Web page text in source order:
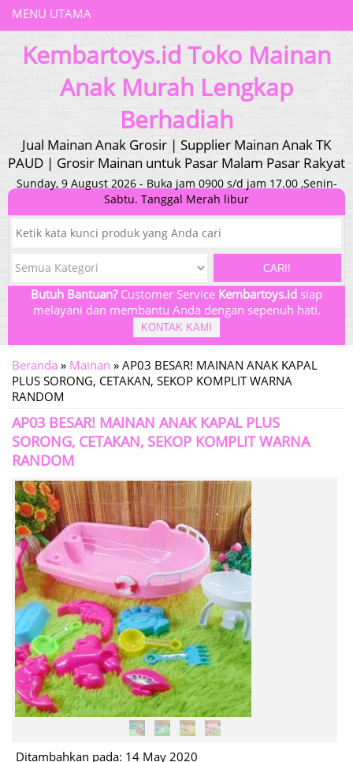
MENU UTAMA
Kembartoys.id Toko Mainan
Anak Murah Lengkap
Berhadiah
Jual Mainan Anak Grosir | Supplier Mainan Anak TK
PAUD | Grosir Mainan untuk Pasar Malam Pasar Rakyat
Sunday, 9 August 2026 - Buka jam 0900 s/d jam 17.00 ,Senin-
Sabtu. Tanggal Merah libur
CARI!
Butuh Bantuan?Customer Service Kembartoys.id siap
melayani dan membantu Anda dengan sepenuh hati.
KONTAK KAMI
Beranda » Mainan » AP03 BESAR! MAINAN ANAK KAPAL
PLUS SORONG, CETAKAN, SEKOP KOMPLIT WARNA
RANDOM
AP03 BESAR! MAINAN ANAK KAPAL PLUS
SORONG, CETAKAN, SEKOP KOMPLIT WARNA
RANDOM
Ditambahkan pada: 14 May 2020